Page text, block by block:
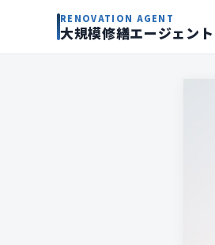
RENOVATION AGENT
大規模修繕エージェント